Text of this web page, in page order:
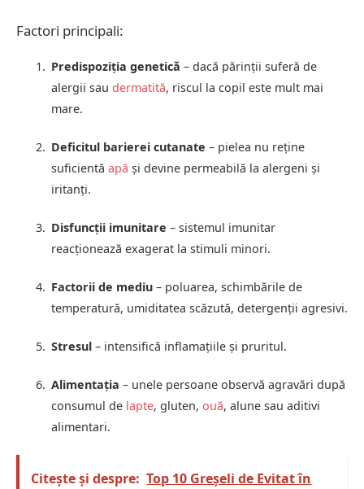
Factori principali:
Predispoziția genetică – dacă părinții suferă de
alergii sau dermatită, riscul la copil este mult mai
mare.
Deficitul barierei cutanate – pielea nu reține
suficientă apă și devine permeabilă la alergeni și
iritanți.
Disfuncții imunitare – sistemul imunitar
reacționează exagerat la stimuli minori.
Factorii de mediu – poluarea, schimbările de
temperatură, umiditatea scăzută, detergenții agresivi.
Stresul – intensifică inflamațiile și pruritul.
Alimentația – unele persoane observă agravări după
consumul de lapte, gluten, ouă, alune sau aditivi
alimentari.
Citește și despre: Top 10 Greșeli de Evitat în